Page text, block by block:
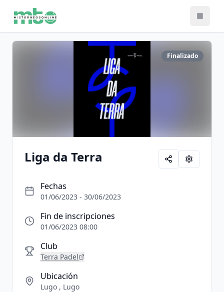
Finalizado
Liga da Terra
Fechas
01/06/2023 - 30/06/2023
Fin de inscripciones
01/06/2023 08:00
Club
Terra Padel
Ubicación
Lugo , Lugo